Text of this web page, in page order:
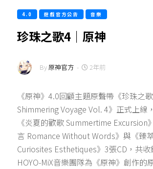
4.0 遊戲官方公告 音樂
珍珠之歌4｜原神
By原神官方 - 2年前
《原神》4.0回顧主題原聲帶《珍珠之
Shimmering Voyage Vol. 4》正式上線
《炎夏的歡歌 Summertime Excursion
言 Romance Without Words》與《臻
Curiosites Esthetiques》3張CD，共收
HOYO-MiX音樂團隊為《原神》創作的